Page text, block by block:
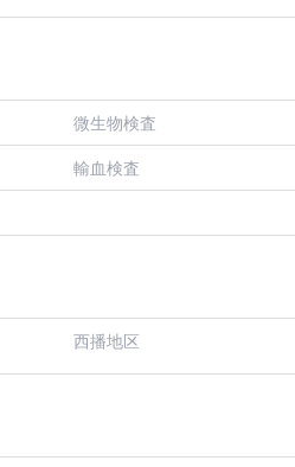
微生物検査
輸血検査
西播地区